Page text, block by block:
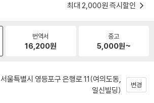
최대 2,000원 즉시할인
번역서
16,200원
중고
5,000원~
서울특별시 영등포구 은행로 11(여의도동,
일신빌딩)
변경